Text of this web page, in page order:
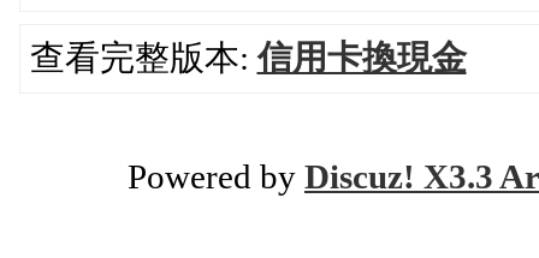
查看完整版本:信用卡換現金
Powered by Discuz! X3.3